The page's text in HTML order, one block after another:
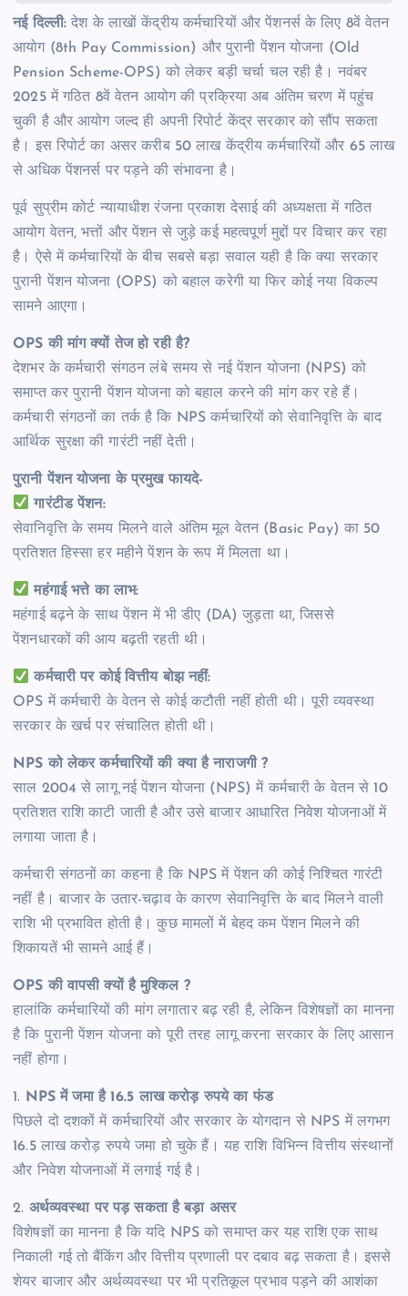
नई दिल्ली: देश के लाखों केंद्रीय कर्मचारियों और पेंशनर्स के लिए 8वें वेतन
आयोग (8th Pay Commission) और पुरानी पेंशन योजना (Old
Pension Scheme-OPS) को लेकर बड़ी चर्चा चल रही है। नवंबर
2025 में गठित 8वें वेतन आयोग की प्रक्रिया अब अंतिम चरण में पहुंच
चुकी है और आयोग जल्द ही अपनी रिपोर्ट केंद्र सरकार को सौंप सकता
है। इस रिपोर्ट का असर करीब 50 लाख केंद्रीय कर्मचारियों और 65 लाख
से अधिक पेंशनर्स पर पड़ने की संभावना है।
पूर्व सुप्रीम कोर्ट न्यायाधीश रंजना प्रकाश देसाई की अध्यक्षता में गठित
आयोग वेतन, भत्तों और पेंशन से जुड़े कई महत्वपूर्ण मुद्दों पर विचार कर रहा
है। ऐसे में कर्मचारियों के बीच सबसे बड़ा सवाल यही है कि क्या सरकार
पुरानी पेंशन योजना (OPS) को बहाल करेगी या फिर कोई नया विकल्प
सामने आएगा।
OPS की मांग क्यों तेज हो रही है?
देशभर के कर्मचारी संगठन लंबे समय से नई पेंशन योजना (NPS) को
समाप्त कर पुरानी पेंशन योजना को बहाल करने की मांग कर रहे हैं।
कर्मचारी संगठनों का तर्क है कि NPS कर्मचारियों को सेवानिवृत्ति के बाद
आर्थिक सुरक्षा की गारंटी नहीं देती।
पुरानी पेंशन योजना के प्रमुख फायदे-
गारंटीड पेंशन:
सेवानिवृत्ति के समय मिलने वाले अंतिम मूल वेतन (Basic Pay) का 50
प्रतिशत हिस्सा हर महीने पेंशन के रूप में मिलता था।
महंगाई भत्ते का लाभ:
महंगाई बढ़ने के साथ पेंशन में भी डीए (DA) जुड़ता था, जिससे
पेंशनधारकों की आय बढ़ती रहती थी।
कर्मचारी पर कोई वित्तीय बोझ नहीं:
OPS में कर्मचारी के वेतन से कोई कटौती नहीं होती थी। पूरी व्यवस्था
सरकार के खर्च पर संचालित होती थी।
NPS को लेकर कर्मचारियों की क्या है नाराजगी ?
साल 2004 से लागू नई पेंशन योजना (NPS) में कर्मचारी के वेतन से 10
प्रतिशत राशि काटी जाती है और उसे बाजार आधारित निवेश योजनाओं में
लगाया जाता है।
कर्मचारी संगठनों का कहना है कि NPS में पेंशन की कोई निश्चित गारंटी
नहीं है। बाजार के उतार-चढ़ाव के कारण सेवानिवृत्ति के बाद मिलने वाली
राशि भी प्रभावित होती है। कुछ मामलों में बेहद कम पेंशन मिलने की
शिकायतें भी सामने आई हैं।
OPS की वापसी क्यों है मुश्किल ?
हालांकि कर्मचारियों की मांग लगातार बढ़ रही है, लेकिन विशेषज्ञों का मानना
है कि पुरानी पेंशन योजना को पूरी तरह लागू करना सरकार के लिए आसान
नहीं होगा।
1. NPS में जमा है 16.5 लाख करोड़ रुपये का फंड
पिछले दो दशकों में कर्मचारियों और सरकार के योगदान से NPS में लगभग
16.5 लाख करोड़ रुपये जमा हो चुके हैं। यह राशि विभिन्न वित्तीय संस्थानों
और निवेश योजनाओं में लगाई गई है।
2. अर्थव्यवस्था पर पड़ सकता है बड़ा असर
विशेषज्ञों का मानना है कि यदि NPS को समाप्त कर यह राशि एक साथ
निकाली गई तो बैंकिंग और वित्तीय प्रणाली पर दबाव बढ़ सकता है। इससे
शेयर बाजार और अर्थव्यवस्था पर भी प्रतिकूल प्रभाव पड़ने की आशंका